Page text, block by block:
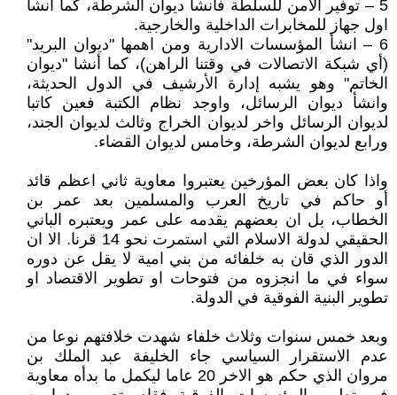
5 – توفير الامن للسلطة فأنشأ ديوان الشرطة، كما انشأ
اول جهاز للمخابرات الداخلية والخارجية.
6 – انشأ المؤسسات الادارية ومن اهمها "ديوان البريد"
(أي شبكة الاتصالات في وقتنا الراهن)، كما أنشا "ديوان
الخاتم" وهو يشبه إدارة الأرشيف في الدول الحديثة،
وانشأ ديوان الرسائل، واوجد نظام الكتبة فعين كاتبا
لديوان الرسائل واخر لديوان الخراج وثالث لديوان الجند،
ورابع لديوان الشرطة، وخامس لديوان القضاء.
واذا كان بعض المؤرخين يعتبروا معاوية ثاني اعظم قائد
أو حاكم في تاريخ العرب والمسلمين بعد عمر بن
الخطاب، بل ان بعضهم يقدمه على عمر ويعتبره الباني
الحقيقي لدولة الاسلام التي استمرت نحو 14 قرنا. الا ان
الدور الذي قان به خلفائه من بني امية لا يقل عن دوره
سواء في ما انجزوه من فتوحات او تطوير الاقتصاد او
تطوير البنية الفوقية في الدولة.
وبعد خمس سنوات وثلاث خلفاء شهدت خلافتهم نوعا من
عدم الاستقرار السياسي جاء الخليفة عبد الملك بن
مروان الذي حكم هو الاخر 20 عاما ليكمل ما بدأه معاوية